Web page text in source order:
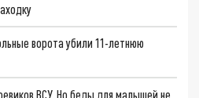
ворота убили 11-летнюю
ВСУ. Но беды для малышей не